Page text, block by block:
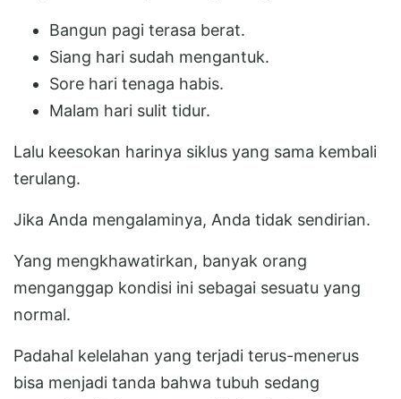
Bangun pagi terasa berat.
Siang hari sudah mengantuk.
Sore hari tenaga habis.
Malam hari sulit tidur.
Lalu keesokan harinya siklus yang sama kembali
terulang.
Jika Anda mengalaminya, Anda tidak sendirian.
Yang mengkhawatirkan, banyak orang
menganggap kondisi ini sebagai sesuatu yang
normal.
Padahal kelelahan yang terjadi terus-menerus
bisa menjadi tanda bahwa tubuh sedang